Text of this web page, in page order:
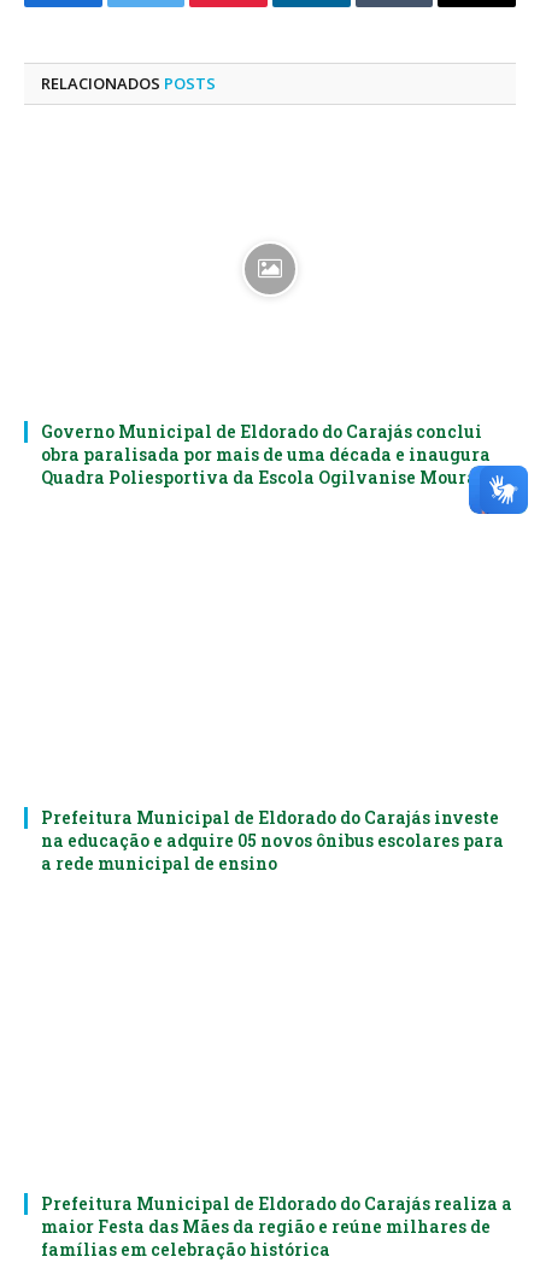
FacebookTwitter Pinterest LinkedInTumblr
E-
RELACIONADOS POSTS
Governo Municipal de Eldorado do Carajás conclui
obra paralisada por mais de uma década e inaugura
Quadra Poliesportiva da Escola Ogilvanise Moura
Prefeitura Municipal de Eldorado do Carajás investe
na educação e adquire 05 novos ônibus escolares para
a rede municipal de ensino
Prefeitura Municipal de Eldorado do Carajás realiza a
maior Festa das Mães da região e reúne milhares de
famílias em celebração histórica